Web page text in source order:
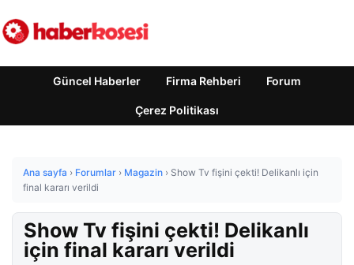
Güncel Haberler Firma Rehberi Forum
Çerez Politikası
Ana sayfa › Forumlar › Magazin › Show Tv fişini çekti! Delikanlı için
final kararı verildi
Show Tv fişini çekti! Delikanlı
için final kararı verildi